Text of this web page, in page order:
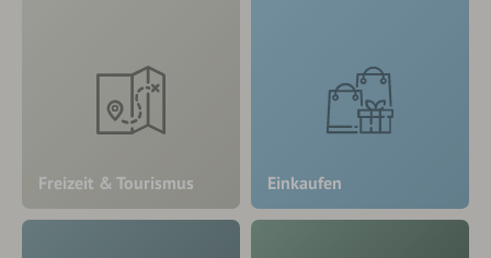
Freizeit & Tourismus Einkaufen